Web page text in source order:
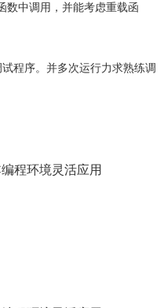
数中调用，并能考虑重载函
程序。并多次运行力求熟练调